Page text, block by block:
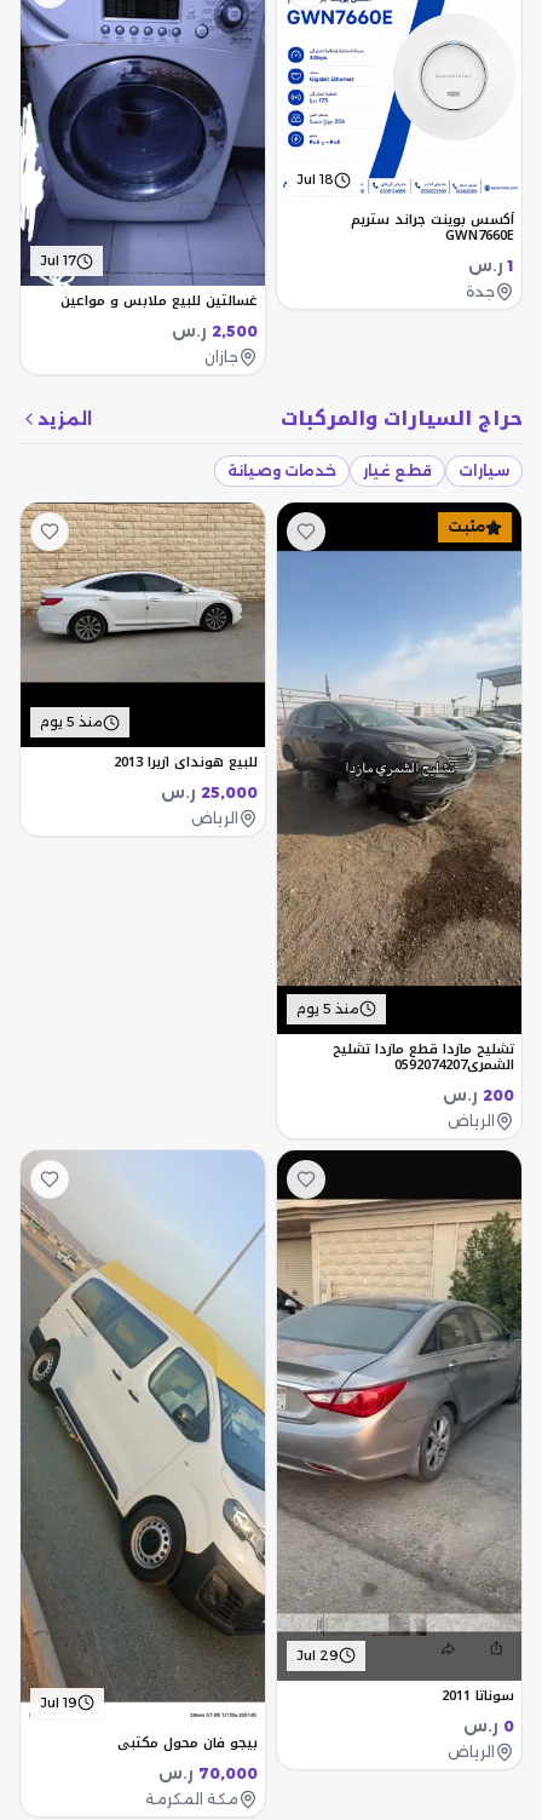
Jul 18
أكسس بوينت جراند ستريم
GWN7660E
1 ر.س
جدة
Jul 17
غسالتين للبيع ملابس و مواعين
2,500 ر.س
جازان
حراج السيارات والمركبات المزيد
سيارات قطع غيار خدمات وصيانة
مثبت
منذ 5 يوم
تشليح مازدا قطع مازدا تشليح
الشمري0592074207
200 ر.س
الرياض
منذ 5 يوم
للبيع هونداي ازيرا 2013
25,000 ر.س
الرياض
Jul 29
سوناتا 2011
0 ر.س
الرياض
Jul 19
بيجو فان محول مكتبي
70,000 ر.س
مكة المكرمة